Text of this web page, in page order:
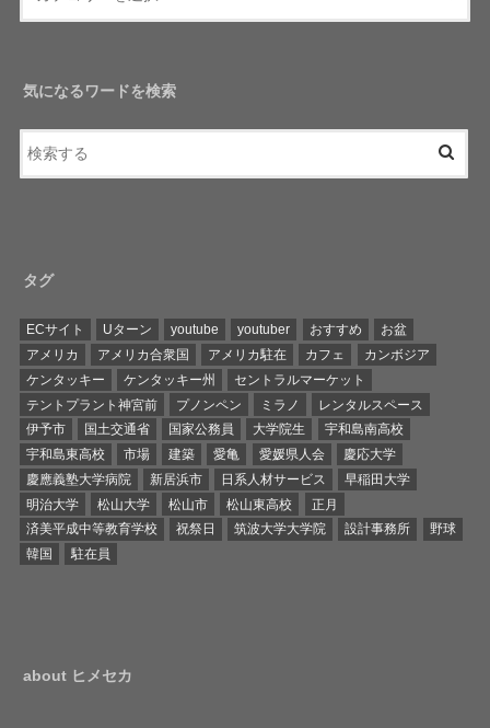
気になるワードを検索
タグ
ECサイト Uターン youtube youtuber おすすめ
お盆
アメリカ
アメリカ合衆国 アメリカ駐在 カフェ
カンボジア
ケンタッキー
ケンタッキー州
セントラルマーケット
テントプラント神宮前
プノンペン ミラノ
レンタルスペース
伊予市
国土交通省 国家公務員 大学院生
宇和島南高校
宇和島東高校
市場 建築 愛亀 愛媛県人会
慶応大学
慶應義塾大学病院
新居浜市 日系人材サービス
早稲田大学
明治大学
松山大学 松山市 松山東高校
正月
済美平成中等教育学校
祝祭日 筑波大学大学院 設計事務所
野球
韓国
駐在員
about ヒメセカ